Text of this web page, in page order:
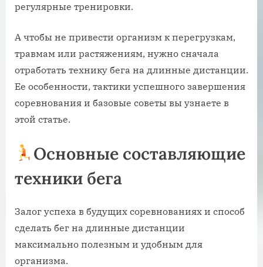
регулярные тренировки.
А чтобы не привести организм к перегрузкам,
травмам или растяжениям, нужно сначала
отработать технику бега на длинные дистанции.
Ее особенности, тактики успешного завершения
соревнования и базовые советы вы узнаете в
этой статье.
Основные составляющие
техники бега
Залог успеха в будущих соревнованиях и способ
сделать бег на длинные дистанции
максимально полезным и удобным для
организма.